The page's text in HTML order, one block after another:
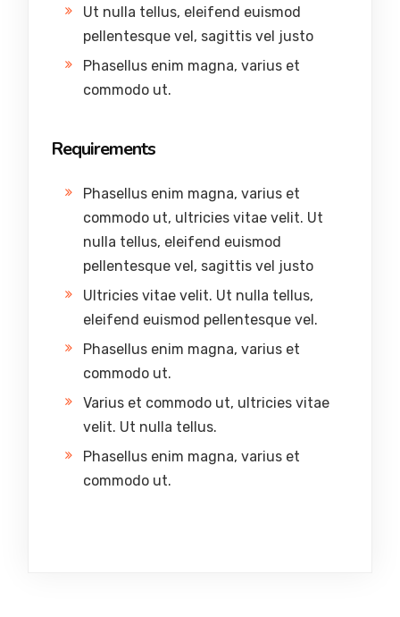
Ut nulla tellus, eleifend euismod
pellentesque vel, sagittis vel justo
Phasellus enim magna, varius et
commodo ut.
Requirements
Phasellus enim magna, varius et
commodo ut, ultricies vitae velit. Ut
nulla tellus, eleifend euismod
pellentesque vel, sagittis vel justo
Ultricies vitae velit. Ut nulla tellus,
eleifend euismod pellentesque vel.
Phasellus enim magna, varius et
commodo ut.
Varius et commodo ut, ultricies vitae
velit. Ut nulla tellus.
Phasellus enim magna, varius et
commodo ut.